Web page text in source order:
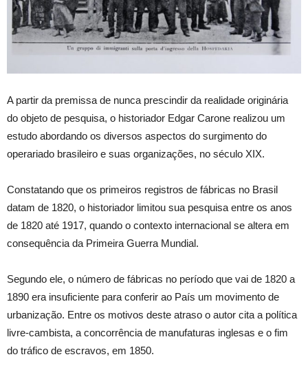
A partir da premissa de nunca prescindir da realidade originária
do objeto de pesquisa, o historiador Edgar Carone realizou um
estudo abordando os diversos aspectos do surgimento do
operariado brasileiro e suas organizações, no século XIX.
Constatando que os primeiros registros de fábricas no Brasil
datam de 1820, o historiador limitou sua pesquisa entre os anos
de 1820 até 1917, quando o contexto internacional se altera em
consequência da Primeira Guerra Mundial.
Segundo ele, o número de fábricas no período que vai de 1820 a
1890 era insuficiente para conferir ao País um movimento de
urbanização. Entre os motivos deste atraso o autor cita a política
livre-cambista, a concorrência de manufaturas inglesas e o fim
do tráfico de escravos, em 1850.